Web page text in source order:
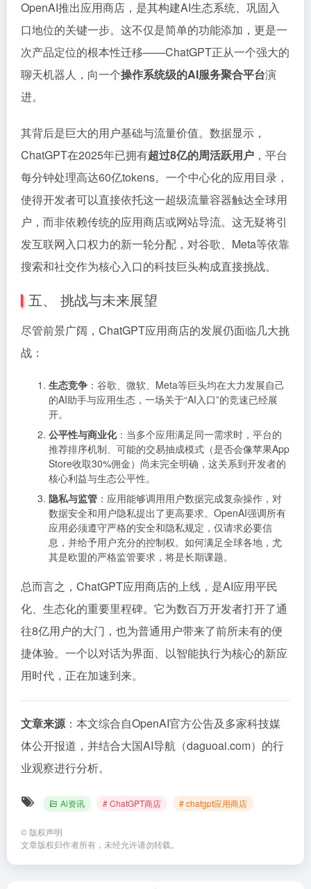
OpenAI推出应用商店，是其构建AI生态系统、巩固入
口地位的关键一步。这不仅是简单的功能添加，更是一
次产品定位的根本性迁移——ChatGPT正从一个强大的
聊天机器人，向一个操作系统级的AI服务聚合平台演
进。
其背后是巨大的用户基础与流量价值。数据显示，
ChatGPT在2025年已拥有超过8亿的周活跃用户 ，平台
每分钟处理高达60亿tokens。一个中心化的应用目录，
使得开发者可以直接依托这一超级流量容器触达全球用
户，而非依赖传统的应用商店或网站导流。这无疑将引
发互联网入口权力的新一轮分配，对谷歌、Meta等依靠
搜索和社交作为核心入口的科技巨头构成直接挑战。
五、 挑战与未来展望
尽管前景广阔，ChatGPT应用商店的发展仍面临几大挑
战：
生态竞争 ：谷歌、微软、Meta等巨头均在大力发展自己
的AI助手与应用生态，一场关于“AI入口”的竞速已经展
开。
公平性与商业化：当多个应用满足同一需求时，平台的
推荐排序机制、可能的交易抽成模式（是否会像苹果App
Store收取30%佣金）尚未完全明确，这关系到开发者的
核心利益与生态公平性。
隐私与监管 ：应用能够调用用户数据完成复杂操作，对
数据安全和用户隐私提出了更高要求。OpenAI强调所有
应用必须遵守严格的安全和隐私规定，仅请求必要信
息，并给予用户充分的控制权。如何满足全球各地，尤
其是欧盟的严格监管要求，将是长期课题。
总而言之，ChatGPT应用商店的上线，是AI应用平民
化、生态化的重要里程碑。它为数百万开发者打开了通
往8亿用户的大门，也为普通用户带来了前所未有的便
捷体验。一个以对话为界面、以智能执行为核心的新应
用时代，正在加速到来。
文章来源 ：本文综合自OpenAI官方公告及多家科技媒
体公开报道，并结合大国AI导航（daguoai.com）的行
业观察进行分析。
Ai资讯 # ChatGPT商店 # chatgpt应用商店
© 版权声明
文章版权归作者所有，未经允许请勿转载。